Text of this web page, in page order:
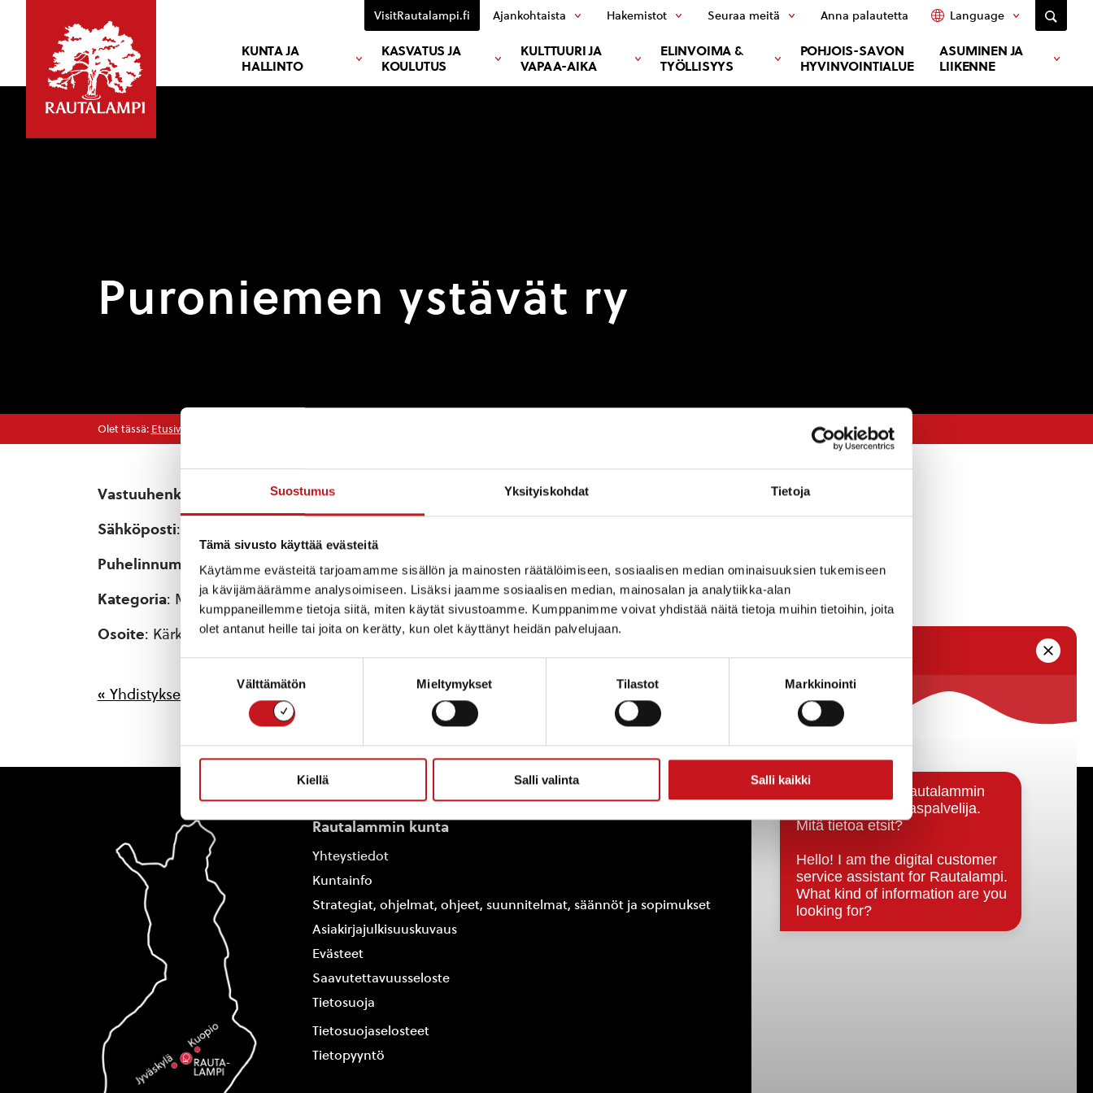
Suostumus Yksityiskohdat Tietoja
Tämä sivusto käyttää evästeitä
Käytämme evästeitä tarjoamamme sisällön ja mainosten räätälöimiseen, sosiaalisen median ominaisuuksien tukemiseen
ja kävijämäärämme analysoimiseen. Lisäksi jaamme sosiaalisen median, mainosalan ja analytiikka-alan
kumppaneillemme tietoja siitä, miten käytät sivustoamme. Kumppanimme voivat yhdistää näitä tietoja muihin tietoihin, joita
olet antanut heille tai joita on kerätty, kun olet käyttänyt heidän palvelujaan.
Välttämätön Mieltymykset Tilastot Markkinointi
Kiellä Salli valinta Salli kaikki
KUNTA JA
HALLINTO
KASVATUS JA
KOULUTUS
KULTTUURI JA
VAPAA-AIKA
ELINVOIMA &
TYÖLLISYYS
POHJOIS-SAVON
HYVINVOINTIALUE
ASUMINEN JA
LIIKENNE
VisitRautalampi.fi Ajankohtaista Hakemistot Seuraa meitä Anna palautetta Language
Puroniemen ystävät ry
Olet tässä: Etusivu
Vastuuhenkilö : Mirja Mäkinen
Sähköposti: puroniemen.tuki@gmail.com
Puhelinnumero: 044-3201147
Kategoria: Muut
Osoite: Kärkkääläntie 213, 77600 Suonenjoki
« Yhdistykset
Rautalammin kunta
Yhteystiedot
Kuntainfo
Strategiat, ohjelmat, ohjeet, suunnitelmat, säännöt ja sopimukset
Asiakirjajulkisuuskuvaus
Evästeet
Saavutettavuusseloste
Tietosuoja
Tietosuojaselosteet
Tietopyyntö
Päätöksenteko ja lähidemokratia
Päätökset, esityslistat & pöytäkirjat
Hallinto
Kunnanhallitus
Kunnanvaltuusto